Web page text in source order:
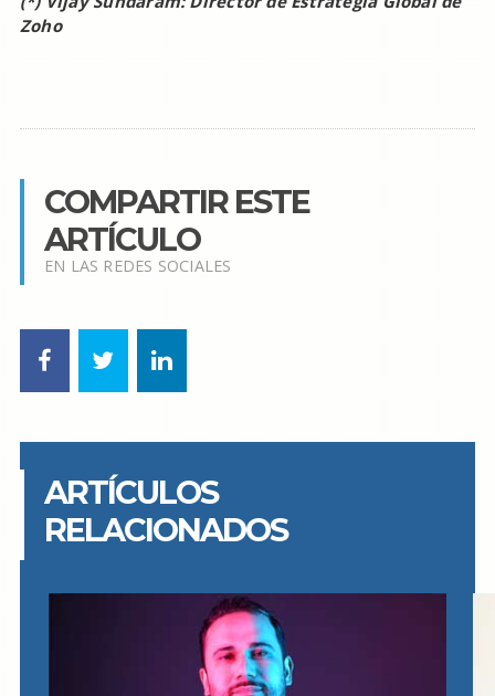
Zoho
COMPARTIR ESTE
ARTÍCULO
EN LAS REDES SOCIALES
ARTÍCULOS
RELACIONADOS